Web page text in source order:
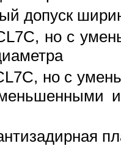
допуск
но с
но с